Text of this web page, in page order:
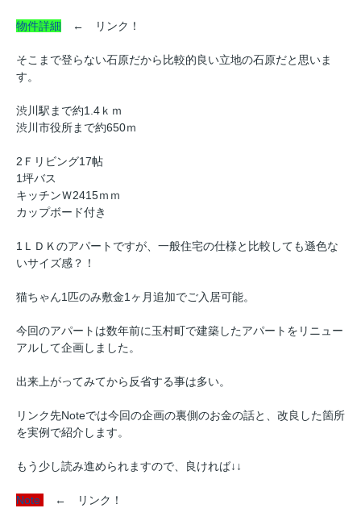
物件詳細 ← リンク！
そこまで登らない石原だから比較的良い立地の石原だと思いま
す。
渋川駅まで約1.4ｋｍ
渋川市役所まで約650ｍ
2Ｆリビング17帖
1坪バス
キッチンＷ2415ｍｍ
カップボード付き
1ＬＤＫのアパートですが、一般住宅の仕様と比較しても遜色な
いサイズ感？！
猫ちゃん1匹のみ敷金1ヶ月追加でご入居可能。
今回のアパートは数年前に玉村町で建築したアパートをリニュー
アルして企画しました。
出来上がってみてから反省する事は多い。
リンク先Noteでは今回の企画の裏側のお金の話と、改良した箇所
を実例で紹介します。
もう少し読み進められますので、良ければ↓↓
Note ← リンク！